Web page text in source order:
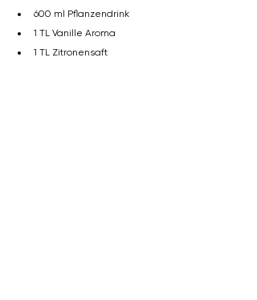
600 ml Pflanzendrink
1 TL Vanille Aroma
1 TL Zitronensaft